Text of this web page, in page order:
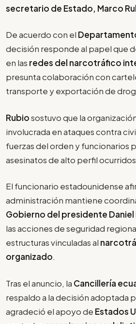
secretario de Estado, Marco
De acuerdo con el
decisión responde al papel que
en las redes del narcotráfico
presunta colaboración con
transporte y exportación de
Rubiosostuvo que la
involucrada en ataques contra
fuerzas del orden y funcionarios
asesinatos de alto perfil
El funcionario estadounidense
administración mantiene
Gobierno del presidente Daniel
las acciones de seguridad
estructuras vinculadas al
organizado.
Tras el anuncio, la Cancillería
respaldo a la decisión adoptada
agradeció el apoyo de Estados